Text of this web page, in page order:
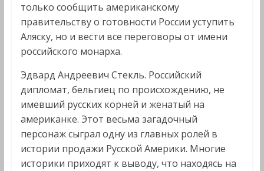
только сообщить американскому
правительству о готовности России уступить
Аляску, но и вести все переговоры от имени
российского монарха.
Эдвард Андреевич Стекль. Российский
дипломат, бельгиец по происхождению, не
имевший русских корней и женатый на
американке. Этот весьма загадочный
персонаж сыграл одну из главных ролей в
истории продажи Русской Америки. Многие
историки приходят к выводу, что находясь на